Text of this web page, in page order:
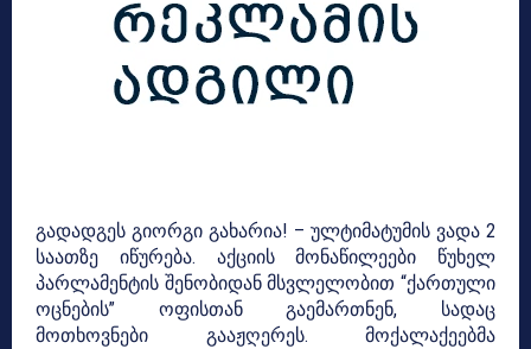
გადადგეს გიორგი გახარია! – ულტიმატუმის ვადა 2
საათზე იწურება. აქციის მონაწილეები წუხელ
პარლამენტის შენობიდან მსვლელობით “ქართული
ოცნების” ოფისთან გაემართნენ, სადაც
მოთხოვნები გააჟღერეს. მოქალაქეებმა